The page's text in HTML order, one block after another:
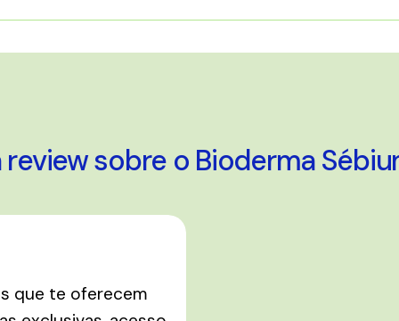
review sobre o Bioderma
que te oferecem